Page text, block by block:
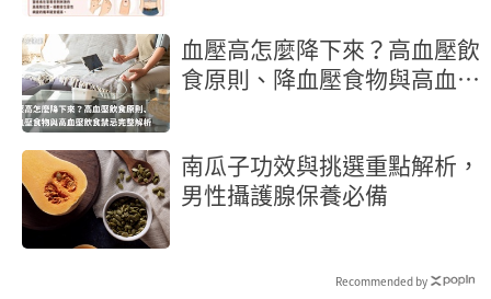
血壓高怎麼降下來？高血壓飲
食原則、降血壓食物與高血壓
南瓜子功效與挑選重點解析，
男性攝護腺保養必備
Recommended by